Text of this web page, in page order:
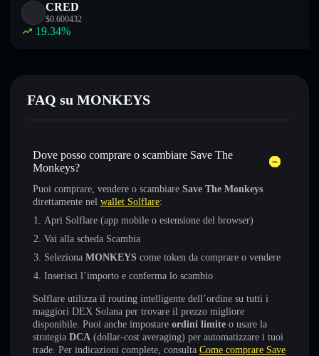
CRED
$0.600432
19.34%
FAQ su MONKEYS
Dove posso comprare o scambiare Save The
Monkeys?
Puoi comprare, vendere o scambiare Save The Monkeys
direttamente nel wallet Solflare:
Apri Solflare (app mobile o estensione del browser)
Vai alla scheda Scambia
Seleziona MONKEYS come token da comprare o vendere
Inserisci l’importo e conferma lo scambio
Solflare utilizza il routing intelligente dell’ordine su tutti i
maggiori DEX Solana per trovare il prezzo migliore
disponibile. Puoi anche impostare ordini limite o usare la
strategia DCA (dollar-cost averaging) per automatizzare i tuoi
trade. Per indicazioni complete, consulta Come comprare Save